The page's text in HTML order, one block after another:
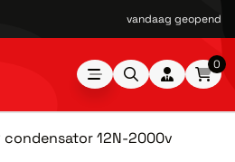
vandaag geopend
0
condensator 12N-2000v